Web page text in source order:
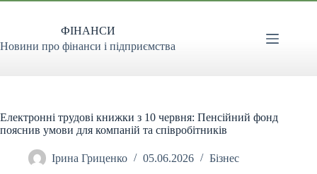
Перейти
ФІНАНСИ
Новини про фінанси і підприємства
Електронні трудові книжки з 10 червня: Пенсійний фонд
пояснив умови для компаній та співробітників
Ірина Гриценко 05.06.2026 Бізнес